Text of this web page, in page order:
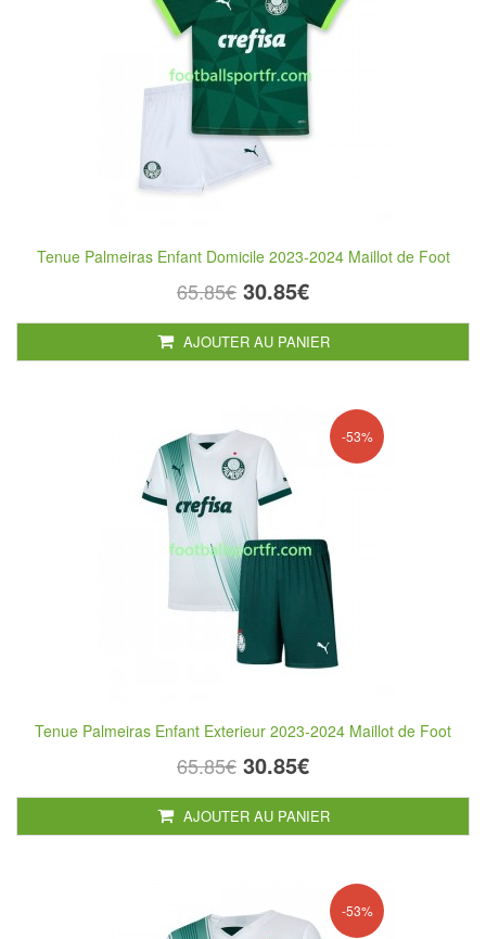
Tenue Palmeiras Enfant Domicile 2023-2024 Maillot de Foot
65.85€ 30.85€
AJOUTER AU PANIER
-53%
Tenue Palmeiras Enfant Exterieur 2023-2024 Maillot de Foot
65.85€ 30.85€
AJOUTER AU PANIER
-53%